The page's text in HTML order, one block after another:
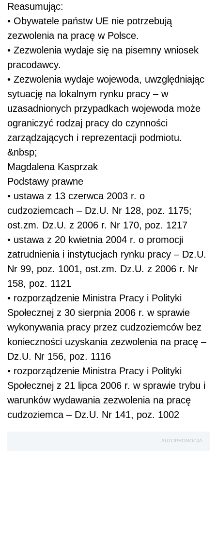
Reasumując:
• Obywatele państw UE nie potrzebują
zezwolenia na pracę w Polsce.
• Zezwolenia wydaje się na pisemny wniosek
pracodawcy.
• Zezwolenia wydaje wojewoda, uwzględniając
sytuację na lokalnym rynku pracy – w
uzasadnionych przypadkach wojewoda może
ograniczyć rodzaj pracy do czynności
zarządzających i reprezentacji podmiotu.
&nbsp;
Magdalena Kasprzak
Podstawy prawne
• ustawa z 13 czerwca 2003 r. o
cudzoziemcach – Dz.U. Nr 128, poz. 1175;
ost.zm. Dz.U. z 2006 r. Nr 170, poz. 1217
• ustawa z 20 kwietnia 2004 r. o promocji
zatrudnienia i instytucjach rynku pracy – Dz.U.
Nr 99, poz. 1001, ost.zm. Dz.U. z 2006 r. Nr
158, poz. 1121
• rozporządzenie Ministra Pracy i Polityki
Społecznej z 30 sierpnia 2006 r. w sprawie
wykonywania pracy przez cudzoziemców bez
konieczności uzyskania zezwolenia na pracę –
Dz.U. Nr 156, poz. 1116
• rozporządzenie Ministra Pracy i Polityki
Społecznej z 21 lipca 2006 r. w sprawie trybu i
warunków wydawania zezwolenia na pracę
cudzoziemca – Dz.U. Nr 141, poz. 1002
AUTOPROMOCJA